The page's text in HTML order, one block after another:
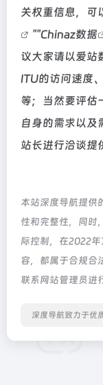
关权重信息，可
""Chinaz数据
议大家请以爱站
ITU的访问速度
等；当然要评估
自身的需求以及
站长进行洽谈提
本站深度导航提供
性和完整性，同时
际控制，在2022
容，都属于合规合
联系网站管理员进
深度导航致力于优